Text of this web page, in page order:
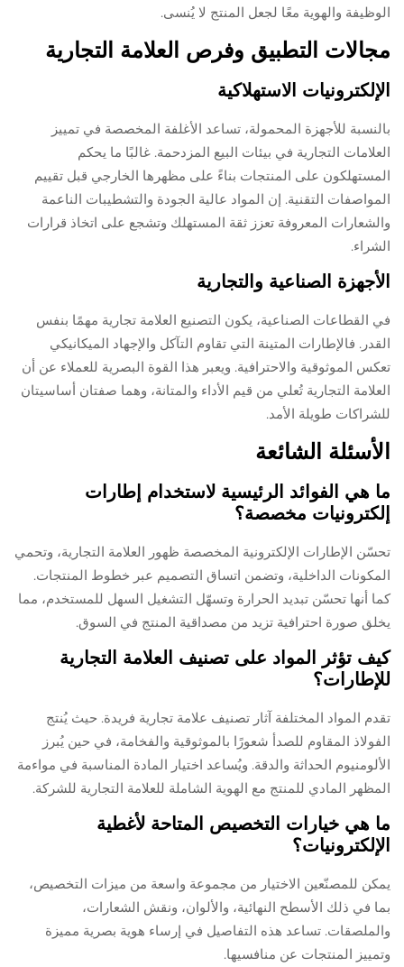
الوظيفة والهوية معًا لجعل المنتج لا يُنسى.
مجالات التطبيق وفرص العلامة التجارية
الإلكترونيات الاستهلاكية
بالنسبة للأجهزة المحمولة، تساعد الأغلفة المخصصة في تمييز
العلامات التجارية في بيئات البيع المزدحمة. غالبًا ما يحكم
المستهلكون على المنتجات بناءً على مظهرها الخارجي قبل تقييم
المواصفات التقنية. إن المواد عالية الجودة والتشطيبات الناعمة
والشعارات المعروفة تعزز ثقة المستهلك وتشجع على اتخاذ قرارات
الشراء.
الأجهزة الصناعية والتجارية
في القطاعات الصناعية، يكون التصنيع العلامة تجارية مهمًا بنفس
القدر. فالإطارات المتينة التي تقاوم التآكل والإجهاد الميكانيكي
تعكس الموثوقية والاحترافية. ويعبر هذا القوة البصرية للعملاء عن أن
العلامة التجارية تُعلي من قيم الأداء والمتانة، وهما صفتان أساسيتان
للشراكات طويلة الأمد.
الأسئلة الشائعة
ما هي الفوائد الرئيسية لاستخدام إطارات
إلكترونيات مخصصة؟
تحسّن الإطارات الإلكترونية المخصصة ظهور العلامة التجارية، وتحمي
المكونات الداخلية، وتضمن اتساق التصميم عبر خطوط المنتجات.
كما أنها تحسّن تبديد الحرارة وتسهّل التشغيل السهل للمستخدم، مما
يخلق صورة احترافية تزيد من مصداقية المنتج في السوق.
كيف تؤثر المواد على تصنيف العلامة التجارية
للإطارات؟
تقدم المواد المختلفة آثار تصنيف علامة تجارية فريدة. حيث يُنتج
الفولاذ المقاوم للصدأ شعورًا بالموثوقية والفخامة، في حين يُبرز
الألومنيوم الحداثة والدقة. ويُساعد اختيار المادة المناسبة في مواءمة
المظهر المادي للمنتج مع الهوية الشاملة للعلامة التجارية للشركة.
ما هي خيارات التخصيص المتاحة لأغطية
الإلكترونيات؟
يمكن للمصنّعين الاختيار من مجموعة واسعة من ميزات التخصيص،
بما في ذلك الأسطح النهائية، والألوان، ونقش الشعارات،
والملصقات. تساعد هذه التفاصيل في إرساء هوية بصرية مميزة
وتمييز المنتجات عن منافسيها.